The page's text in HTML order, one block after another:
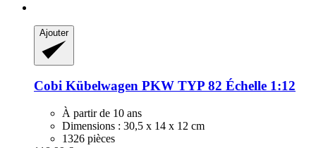
Ajouter
Cobi Kübelwagen PKW TYP 82 Échelle 1:12
À partir de 10 ans
Dimensions : 30,5 x 14 x 12 cm
1326 pièces